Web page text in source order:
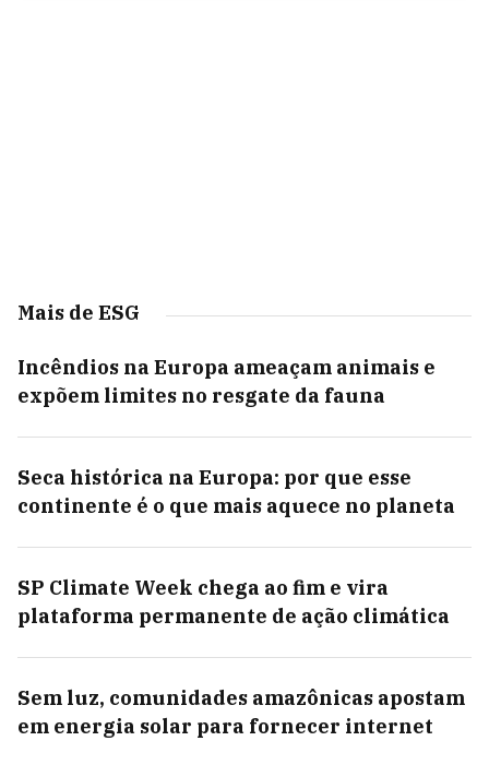
Mais de ESG
Incêndios na Europa ameaçam animais e
expõem limites no resgate da fauna
Seca histórica na Europa: por que esse
continente é o que mais aquece no planeta
SP Climate Week chega ao fim e vira
plataforma permanente de ação climática
Sem luz, comunidades amazônicas apostam
em energia solar para fornecer internet